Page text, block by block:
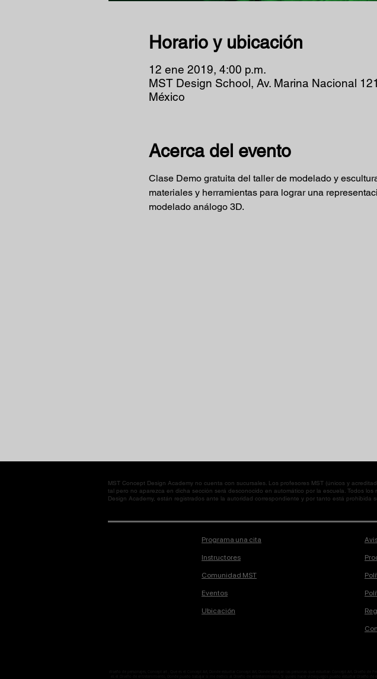
Horario y ubicación
12 ene 2019, 4:00 p.m.
MST Design School, Av. Marina Nacional
México
Acerca del evento
Clase Demo gratuita del taller de modelado y
materiales y herramientas para lograr una
modelado análogo 3D.
MST Concept Design Academy no cuenta con sucursales. Los profesores MST (únicos y
tal pero no aparezca en dicha sección será desconocido en automático por la escuela. Todos
Design Academy, están registrados ante la autoridad correspondiente y por tanto está prohibida
Programa una cita
Instructores
Comunidad MST
Eventos
Ubicación